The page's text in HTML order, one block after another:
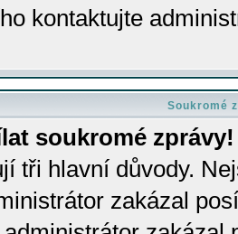
kontaktujte
Soukromé
soukromé zprávy!
tři hlavní důvody.
zakázal